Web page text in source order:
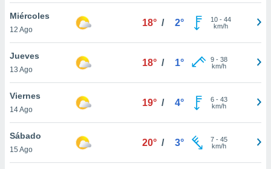
de
cookies
aceptar
Miércoles
12 Ago
18° / 2° 10- 44
km/h
Jueves
13 Ago
18° / 1° 9- 38
km/h
Viernes
14 Ago
19° / 4° 6- 43
km/h
Sábado
15 Ago
20° / 3° 7- 45
km/h